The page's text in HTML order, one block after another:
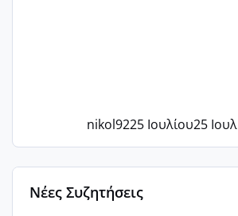
nikol9225 Ιουλίου25 Ιουλ
Νέες Συζητήσεις